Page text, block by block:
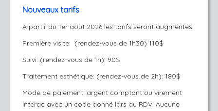
Nouveaux tarifs
À partir du 1er août 2026 les tarifs seront augmentés
Première visite: (rendez-vous de 1h30) 110$
Suivi: (rendez-vous de 1h): 90$
Traitement esthétique: (rendez-vous de 2h): 180$
Mode de paiement: argent comptant ou virement
Interac avec un code donné lors du RDV. Aucune